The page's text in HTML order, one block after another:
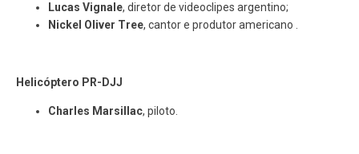
Lucas Vignale, diretor de videoclipes argentino;
Nickel Oliver Tree, cantor e produtor americano .
Helicóptero PR-DJJ
Charles Marsillac, piloto.